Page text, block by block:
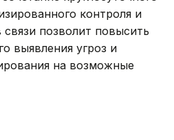
контроля и
позволит повысить
выявления угроз и
на возможные